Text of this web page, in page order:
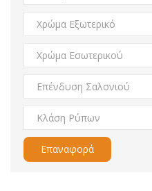
Χρώμα Εξωτερικό
Χρώμα Εσωτερικού
Επένδυση Σαλονιού
Κλάση Ρύπων
Επαναφορά